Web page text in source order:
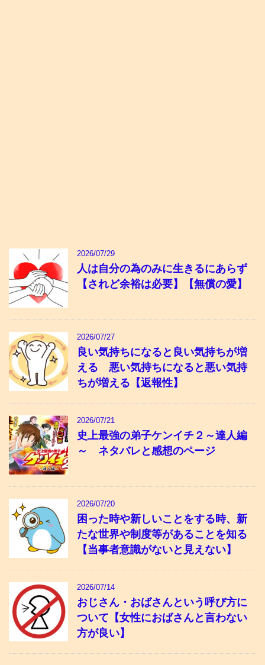
2026/07/29
人は自分の為のみに生きるにあらず
【されど余裕は必要】【無償の愛】
2026/07/27
良い気持ちになると良い気持ちが増
える 悪い気持ちになると悪い気持
ちが増える【返報性】
2026/07/21
史上最強の弟子ケンイチ２～達人編
～ ネタバレと感想のページ
2026/07/20
困った時や新しいことをする時、新
たな世界や制度等があることを知る
【当事者意識がないと見えない】
2026/07/14
おじさん・おばさんという呼び方に
ついて【女性におばさんと言わない
方が良い】